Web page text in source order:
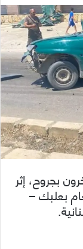
بجروح، إثر
بعلبك –